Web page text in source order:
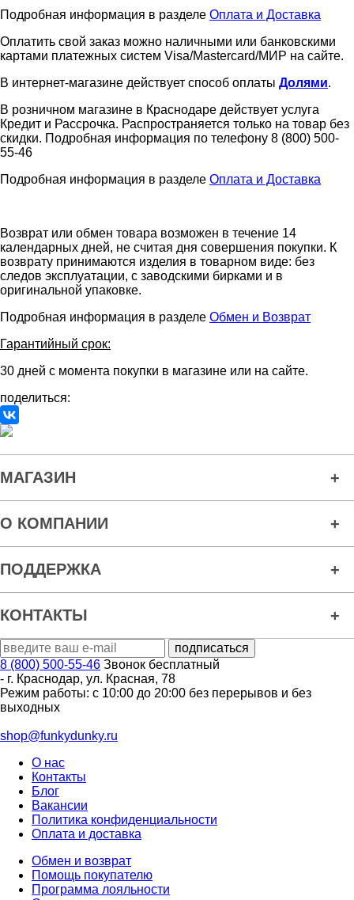
Подробная информация в разделе Оплата и Доставка
Оплатить свой заказ можно наличными или банковскими
картами платежных систем Visa/Mastercard/МИР на сайте.
В интернет-магазине действует способ оплаты Долями.
В розничном магазине в Краснодаре действует услуга
Кредит и Рассрочка. Распространяется только на товар без
скидки. Подробная информация по телефону 8 (800) 500-
55-46
Подробная информация в разделе Оплата и Доставка
Возврат или обмен товара возможен в течение 14
календарных дней, не считая дня совершения покупки. К
возврату принимаются изделия в товарном виде: без
следов эксплуатации, с заводскими бирками и в
оригинальной упаковке.
Подробная информация в разделе Обмен и Возврат
Гарантийный срок:
30 дней с момента покупки в магазине или на сайте.
поделиться:
МАГАЗИН
О КОМПАНИИ
ПОДДЕРЖКА
КОНТАКТЫ
8 (800) 500-55-46 Звонок бесплатный
- г. Краснодар, ул. Красная, 78
Режим работы: с 10:00 до 20:00 без перерывов и без
выходных
shop@funkydunky.ru
О нас
Контакты
Блог
Вакансии
Политика конфиденциальности
Оплата и доставка
Обмен и возврат
Помощь покупателю
Программа лояльности